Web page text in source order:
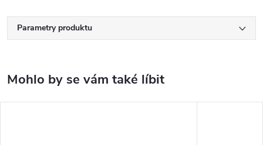
Parametry produktu